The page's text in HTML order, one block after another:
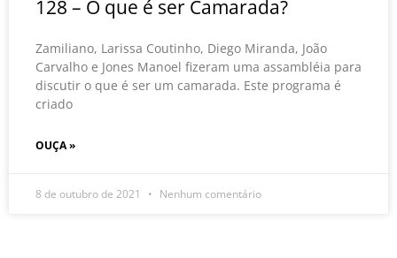
128 – O que é ser Camarada?
Zamiliano, Larissa Coutinho, Diego Miranda, João
Carvalho e Jones Manoel fizeram uma assambléia para
discutir o que é ser um camarada. Este programa é
criado
OUÇA »
8 de outubro de 2021 Nenhum comentário